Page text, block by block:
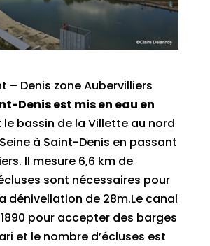
– Denis zone Aubervilliers
Denis est mis en eau en
le bassin de la Villette au nord
à Saint-Denis en passant
Il mesure 6,6 km de
sont nécessaires pour
dénivellation de 28m.Le canal
pour accepter des barges
et le nombre d’écluses est